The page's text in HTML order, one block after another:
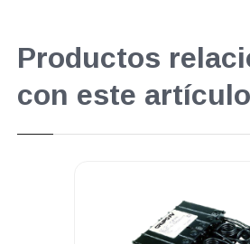
Productos
con este artículo
Superpromo